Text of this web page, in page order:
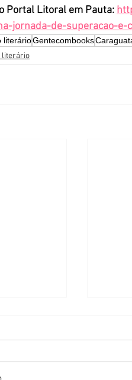
Portal Litoral em Pauta:
jornada-de-superacao-
literárioGentecombooks
literário